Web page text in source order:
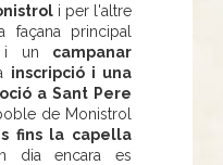
i per l'altre
façana principal
i un campanar
inscripció i una
a Sant Pere
de Monistrol
fins la capella
dia encara es